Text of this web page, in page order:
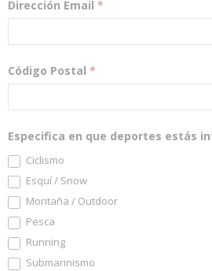
Dirección Email *
Código Postal *
Especifica en que deportes estás
Ciclismo
Esquí / Snow
Montaña / Outdoor
Pesca
Running
Submarinismo